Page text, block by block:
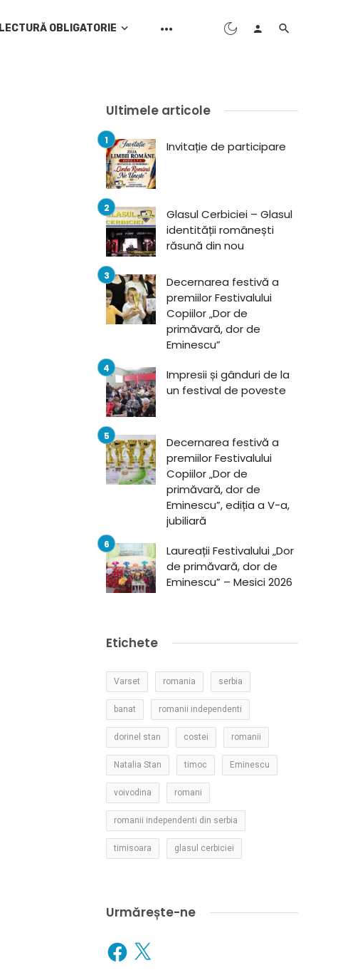
LECTURĂ OBLIGATORIE
Ultimele articole
Invitație de participare
Glasul Cerbiciei – Glasul
identității românești
răsună din nou
Decernarea festivă a
premiilor Festivalului
Copiilor „Dor de
primăvară, dor de
Eminescu”
Impresii și gânduri de la
un festival de poveste
Decernarea festivă a
premiilor Festivalului
Copiilor „Dor de
primăvară, dor de
Eminescu”, ediția a V-a,
jubiliară
Laureații Festivalului „Dor
de primăvară, dor de
Eminescu” – Mesici 2026
Etichete
Varset romania serbia
banat romanii independenti
dorinel stan costei romanii
Natalia Stan timoc Eminescu
voivodina romani
romanii independenti din serbia
timisoara glasul cerbiciei
Urmărește-ne
Facebook
X